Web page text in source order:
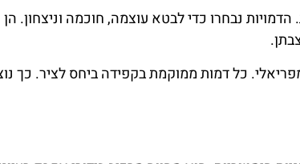
נבחרו כדי לבטא עוצמה, חוכמה וניצחון. הן
כל דמות ממוקמת בקפידה ביחס לציר. כך